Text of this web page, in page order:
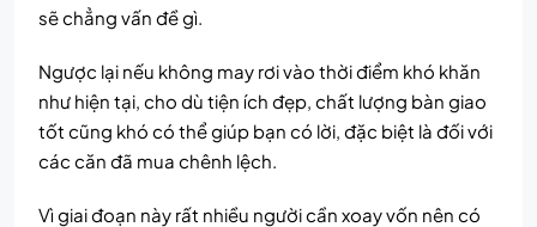
sẽ chẳng vấn đề gì.
Ngược lại nếu không may rơi vào thời điểm khó khăn
như hiện tại, cho dù tiện ích đẹp, chất lượng bàn giao
tốt cũng khó có thể giúp bạn có lời, đặc biệt là đối với
các căn đã mua chênh lệch.
Vì giai đoạn này rất nhiều người cần xoay vốn nên có